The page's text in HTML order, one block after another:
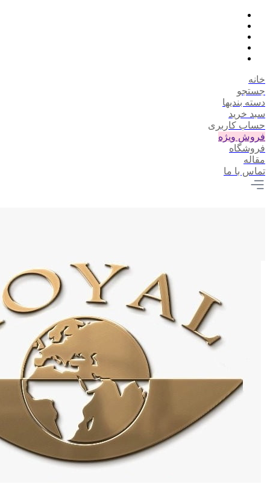
خانه
جستجو
دسته بندیها
سبد خرید
حساب کاربری
فروش ویژه
فروشگاه
مقاله
تماس با ما